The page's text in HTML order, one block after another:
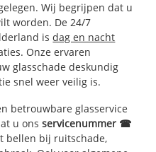
Wij begrijpen dat u
worden. De 24/7
isdag en nacht
Onze ervaren
glasschade deskundig
snel weer veilig is.
betrouwbare glasservice
u onsservicenummer ☎
bellen bij ruitschade,